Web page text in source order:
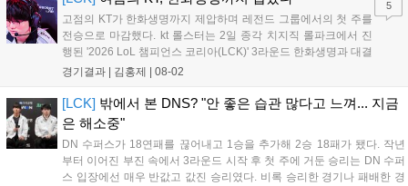
고점의 KT가 한화생명까지 제압하며 레전드 그룹에서의 첫 주를
전승으로 마감했다. kt 롤스터는 2일 종각 치지직 롤파크에서 진
행된 '2026 LoL 챔피언스 코리아(LCK)' 3라운드 한화생명과 대결
에서 2:1로 승리하며 상승세를 이어가게 됐다. kt 롤스터는 초반에
다. 그리고 KT는 탑에서...
경기결과 | 김홍제 08-02
5
[LCK] 밖에서 본 DNS? "안 좋은 습관 많다고 느껴... 지금
은 해소중"
DN 수퍼스가 18연패를 끊어내고 1승을 추가해 2승 18패가 됐다. 작년
부터 이어진 부진 속에서 3라운드 시작 후 첫 주에 거둔 승리는 DN 수퍼
스 입장에선 매우 반값고 값진 승리였다. 비록 승리한 경기나 패배한 경